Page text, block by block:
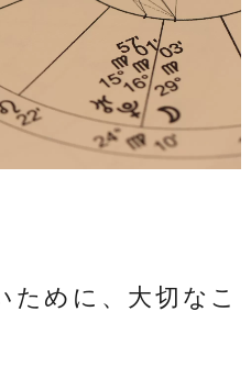
ために、大切なこ